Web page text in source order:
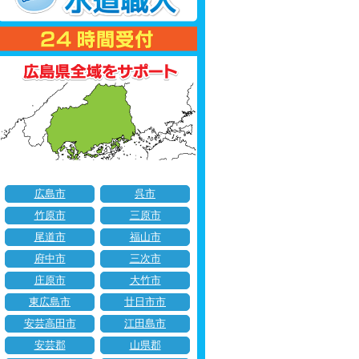
広島市
呉市
竹原市
三原市
尾道市
福山市
府中市
三次市
庄原市
大竹市
東広島市
廿日市市
安芸高田市
江田島市
安芸郡
山県郡